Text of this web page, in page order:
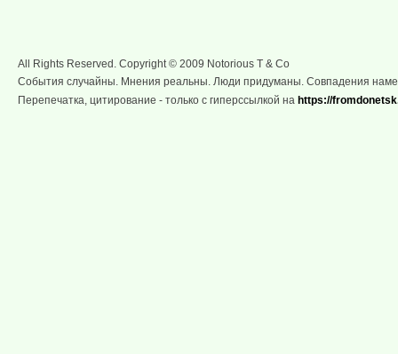
All Rights Reserved. Copyright © 2009 Notorious T & Co
События случайны. Мнения реальны. Люди придуманы. Совпадения
Перепечатка, цитирование - только с гиперссылкой на https://